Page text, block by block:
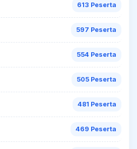
613 Peserta
597 Peserta
554 Peserta
505 Peserta
481 Peserta
469 Peserta